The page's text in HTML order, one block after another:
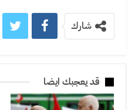
شارك
قد يعجبك ايضا